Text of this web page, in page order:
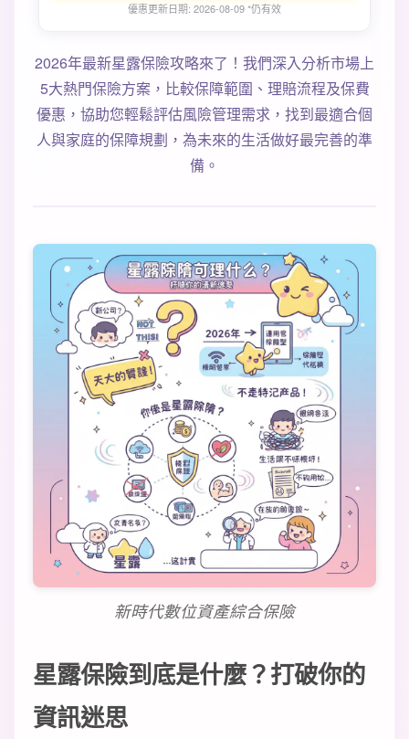
優惠更新日期: 2026-08-09 *仍有效
2026年最新星露保險攻略來了！我們深入分析市場上
5大熱門保險方案，比較保障範圍、理賠流程及保費
優惠，協助您輕鬆評估風險管理需求，找到最適合個
人與家庭的保障規劃，為未來的生活做好最完善的準
備。
新時代數位資產綜合保險
星露保險到底是什麼？打破你的
資訊迷思